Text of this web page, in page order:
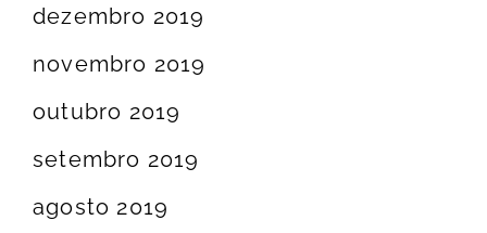
dezembro 2019
novembro 2019
outubro 2019
setembro 2019
agosto 2019